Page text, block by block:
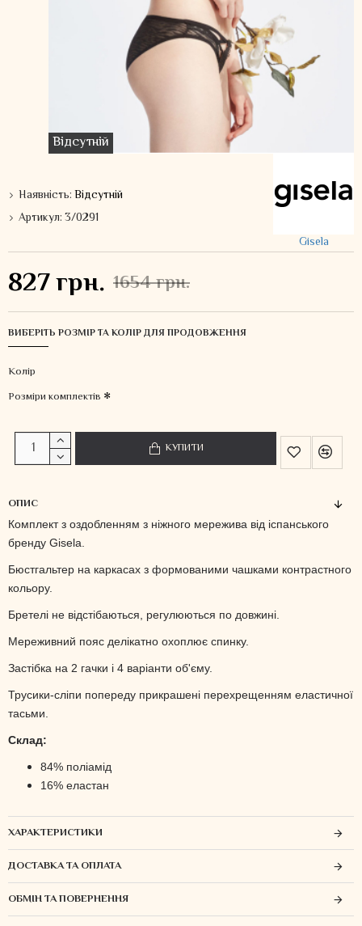
Відсутній
Наявність:Відсутній
Артикул:3/0291
Gisela
1654 грн.
827 грн.
ВИБЕРІТЬ РОЗМІР ТА КОЛІР ДЛЯ ПРОДОВЖЕННЯ
Колiр
Розміри комплектів
КУПИТИ
ОПИС
Комплект з оздобленням з ніжного мережива від іспанського
бренду Gisela.
Бюстгальтер на каркасах з формованими чашками контрастного
кольору.
Бретелі не відстібаються, регулюються по довжині.
Мереживний пояс делікатно охоплює спинку.
Застібка на 2 гачки і 4 варіанти об'єму.
Трусики-сліпи попереду прикрашені перехрещенням еластичної
тасьми.
Склад:
84% поліамід
16% еластан
ХАРАКТЕРИСТИКИ
ДОСТАВКА ТА ОПЛАТА
ОБМІН ТА ПОВЕРНЕННЯ